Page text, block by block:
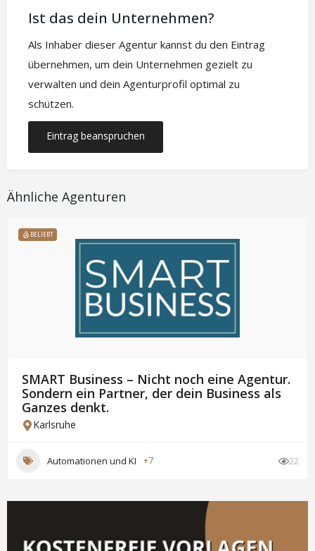
Ist das dein Unternehmen?
Als Inhaber dieser Agentur kannst du den Eintrag
übernehmen, um dein Unternehmen gezielt zu
verwalten und dein Agenturprofil optimal zu
schützen.
Eintrag beanspruchen
Ähnliche Agenturen
BELIEBT
SMART Business – Nicht noch eine Agentur.
Sondern ein Partner, der dein Business als
Ganzes denkt.
Karlsruhe
Automationen und KI +7 22